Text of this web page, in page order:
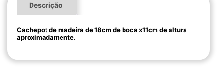
Descrição
Cachepot de madeira de 18cm de boca x11cm de altura
aproximadamente.